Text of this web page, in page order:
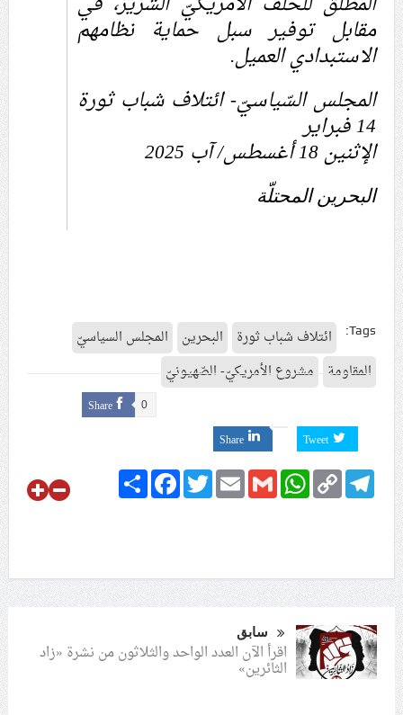
مقابل توفير سبل حماية نظامهم
الاستبدادي العميل.
المجلس السّياسيّ- ائتلاف شباب ثورة
14 فبراير
الإثنين 18 أغسطس/ آب 2025
البحرين المحتلّة
Tags: ائتلاف شباب ثورة البحرين
المجلس السياسيّ
المقاومة
مشروع الأمريكيّ- الصّهيونيّ
Share 0
Tweet
Share
ShareFacebookTwitterEmailGmail
WhatsApp Copy
Link
Telegram
سابق
اقرأ الآن العدد الواحد والثلاثون من نشرة «زاد
الثائرين»